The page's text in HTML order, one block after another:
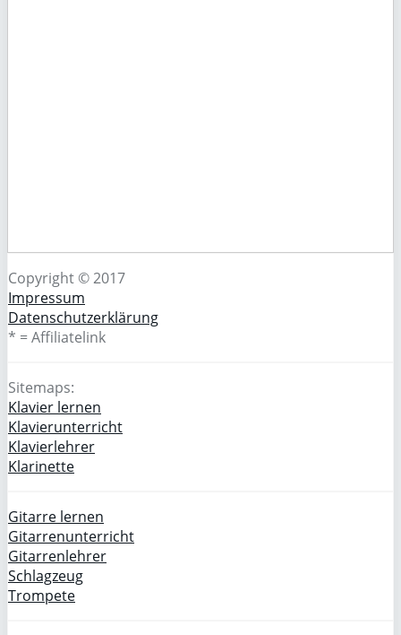
Copyright © 2017
Impressum
Datenschutzerklärung
* = Affiliatelink
Sitemaps:
Klavier lernen
Klavierunterricht
Klavierlehrer
Klarinette
Gitarre lernen
Gitarrenunterricht
Gitarrenlehrer
Schlagzeug
Trompete